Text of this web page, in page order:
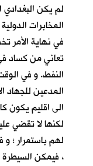
لم يكن البغدادي
المخابرات
في نهاية الأمر
تعاني من كساد
النفط. و في
المدعين للجهاد
الى اقليم يكون
لكنها لا تقضي
لهم باستمرار ؛
، فيمكن السيطرة